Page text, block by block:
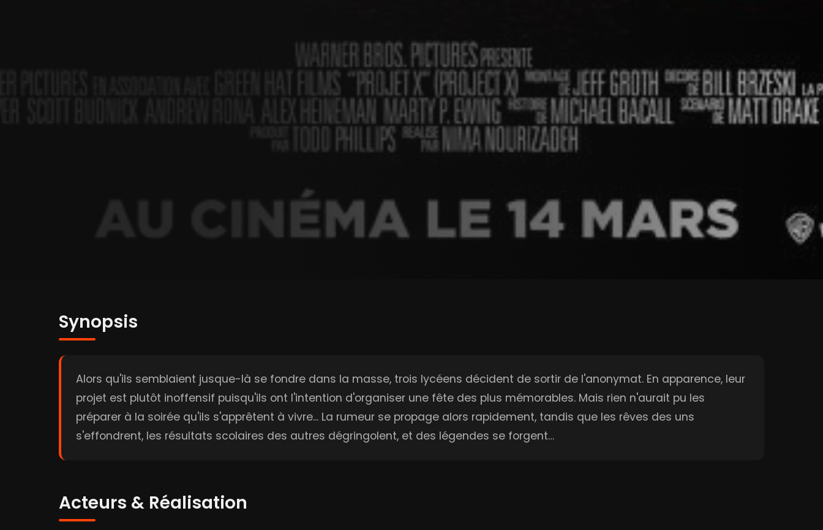
Synopsis
Alors qu'ils semblaient jusque-là se fondre dans la masse, trois lycéens décident de sortir de l'anonymat. En apparence, leur
projet est plutôt inoffensif puisqu'ils ont l'intention d'organiser une fête des plus mémorables. Mais rien n'aurait pu les
préparer à la soirée qu'ils s'apprêtent à vivre... La rumeur se propage alors rapidement, tandis que les rêves des uns
s'effondrent, les résultats scolaires des autres dégringolent, et des légendes se forgent…
Acteurs & Réalisation